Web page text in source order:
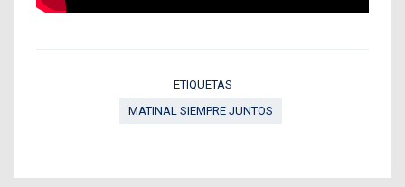
ETIQUETAS
MATINAL SIEMPRE JUNTOS